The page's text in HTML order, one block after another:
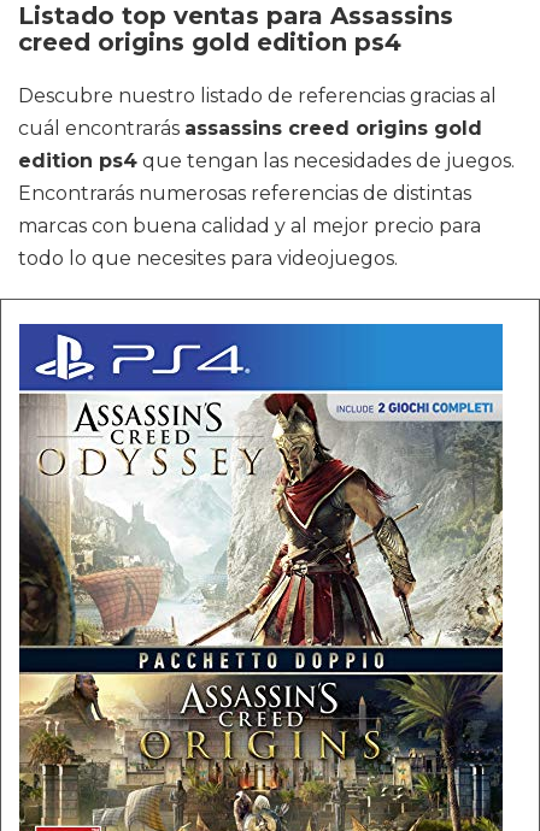
Listado top ventas para Assassins
creed origins gold edition ps4
Descubre nuestro listado de referencias gracias al
cuál encontrarás assassins creed origins gold
edition ps4 que tengan las necesidades de juegos.
Encontrarás numerosas referencias de distintas
marcas con buena calidad y al mejor precio para
todo lo que necesites para videojuegos.